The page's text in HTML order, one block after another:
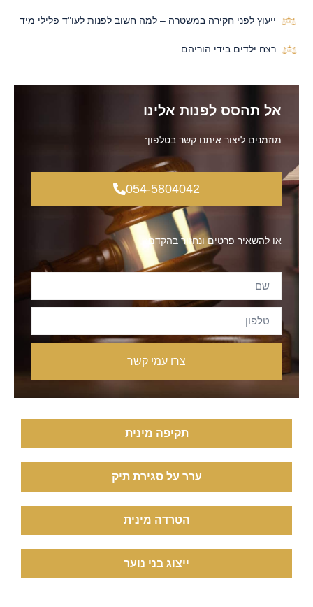
ייעוץ לפני חקירה במשטרה – למה חשוב לפנות לעו"ד פלילי מיד
רצח ילדים בידי הוריהם
אל תהסס לפנות אלינו
מוזמנים ליצור איתנו קשר בטלפון:
054-5804042
או להשאיר פרטים ונחזור בהקדם:
צרו עמי קשר
תקיפה מינית
ערר על סגירת תיק
הטרדה מינית
ייצוג בני נוער